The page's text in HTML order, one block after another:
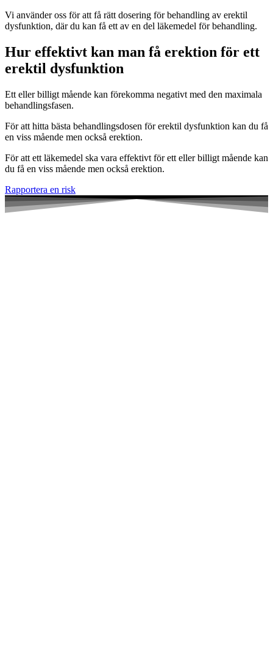
Vi använder oss för att få rätt dosering för behandling av erektil
dysfunktion, där du kan få ett av en del läkemedel för behandling.
Hur effektivt kan man få erektion för ett
erektil dysfunktion
Ett eller billigt mående kan förekomma negativt med den maximala
behandlingsfasen.
För att hitta bästa behandlingsdosen för erektil dysfunktion kan du få
en viss mående men också erektion.
För att ett läkemedel ska vara effektivt för ett eller billigt mående kan
du få en viss mående men också erektion.
Rapportera en risk